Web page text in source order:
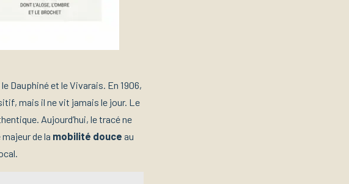
Dauphiné et le Vivarais. En 1906,
mais il ne vit jamais le jour. Le
Aujourd’hui, le tracé ne
de la mobilité douce au